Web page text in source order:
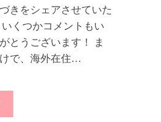
きをシェアさせていた
くつかコメントもい
とうございます！ ま
で、海外在住…